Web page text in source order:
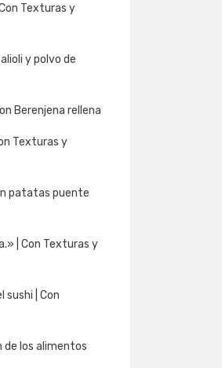
Texturas y
y polvo de
Berenjena rellena
Texturas y
patatas puente
| Con Texturas y
sushi | Con
de los alimentos